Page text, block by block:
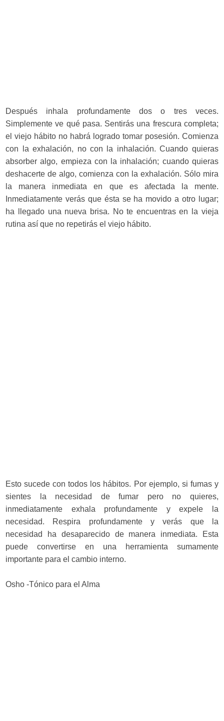
Después inhala profundamente dos o tres veces.
Simplemente ve qué pasa. Sentirás una frescura completa;
el viejo hábito no habrá logrado tomar posesión. Comienza
con la exhalación, no con la inhalación. Cuando quieras
absorber algo, empieza con la inhalación; cuando quieras
deshacerte de algo, comienza con la exhalación. Sólo mira
la manera inmediata en que es afectada la mente.
Inmediatamente verás que ésta se ha movido a otro lugar;
ha llegado una nueva brisa. No te encuentras en la vieja
rutina así que no repetirás el viejo hábito.
Esto sucede con todos los hábitos. Por ejemplo, si fumas y
sientes la necesidad de fumar pero no quieres,
inmediatamente exhala profundamente y expele la
necesidad. Respira profundamente y verás que la
necesidad ha desaparecido de manera inmediata. Esta
puede convertirse en una herramienta sumamente
importante para el cambio interno.
Osho -Tónico para el Alma